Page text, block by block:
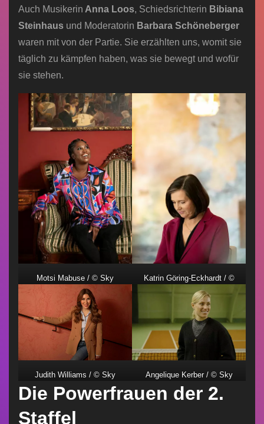
Auch Musikerin Anna Loos, Schiedsrichterin Bibiana
Steinhaus und Moderatorin Barbara Schöneberger
waren mit von der Partie. Sie erzählten uns, womit sie
täglich zu kämpfen haben, was sie bewegt und wofür
sie stehen.
Motsi Mabuse / © Sky
Deutschland
Katrin Göring-Eckhardt / ©
Sky Deutschland
Judith Williams / © Sky
Deutschland
Angelique Kerber / © Sky
Deutschland
Die Powerfrauen der 2.
Staffel